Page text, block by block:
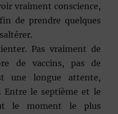
vraiment conscience,
de prendre quelques
Pas vraiment de
de vaccins, pas de
une longue attente,
Entre le septième et le
le moment le plus